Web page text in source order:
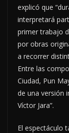
explicó que
interpretará
primer trabajo
por obras
a recorrer
Entre las
Ciudad, Pun
de una versión
Víctor Jara”.
El espectáculo